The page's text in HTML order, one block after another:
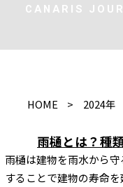
CANARIS
HOME 2024年
雨樋とは？種
雨樋は建物を雨水から
することで建物の寿命